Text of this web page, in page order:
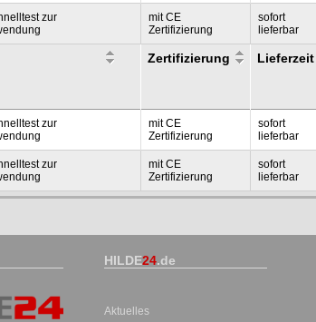
zur
mit CE
Zertifizierung
sofort
lieferbar
Zertifizierung Lieferzeit
zur
mit CE
Zertifizierung
sofort
lieferbar
zur
mit CE
Zertifizierung
sofort
lieferbar
HILDE24.de
Aktuelles